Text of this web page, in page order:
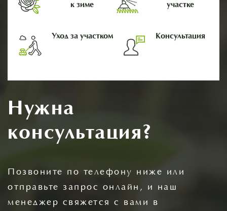
к зиме участке
Уход за участком Консультация
Нужна
консультация?
Позвоните по телефону ниже или
отправьте запрос онлайн, и наш
менеджер свяжется с вами в